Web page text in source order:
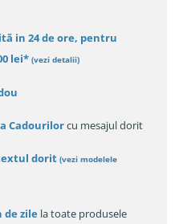
in 24 de ore, pentru
lei* (vezi detalii)
Cadourilorcu mesajul dorit
dorit (vezi modelele
de zile la toate produsele